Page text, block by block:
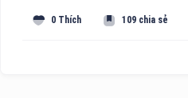
0 Thích 109 chia sẻ